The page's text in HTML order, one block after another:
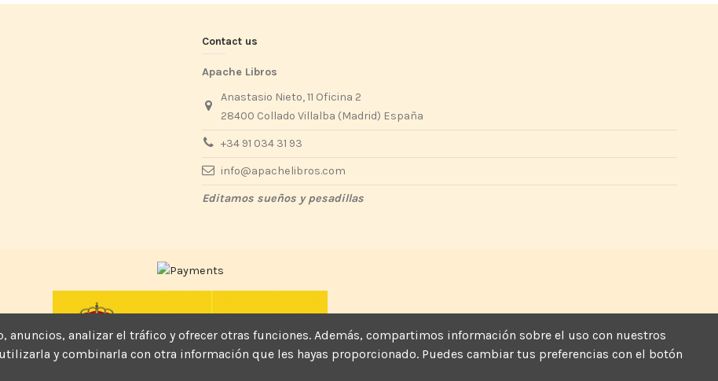
Contact us
Apache Libros
Anastasio Nieto, 11 Oficina 2
28400 Collado Villalba (Madrid) España
+34 91 034 31 93
info@apachelibros.com
Editamos sueños y pesadillas
analizar el tráfico y ofrecer otras funciones. Además, compartimos información sobre el uso con nuestros
y combinarla con otra información que les hayas proporcionado. Puedes cambiar tus preferencias con el botón